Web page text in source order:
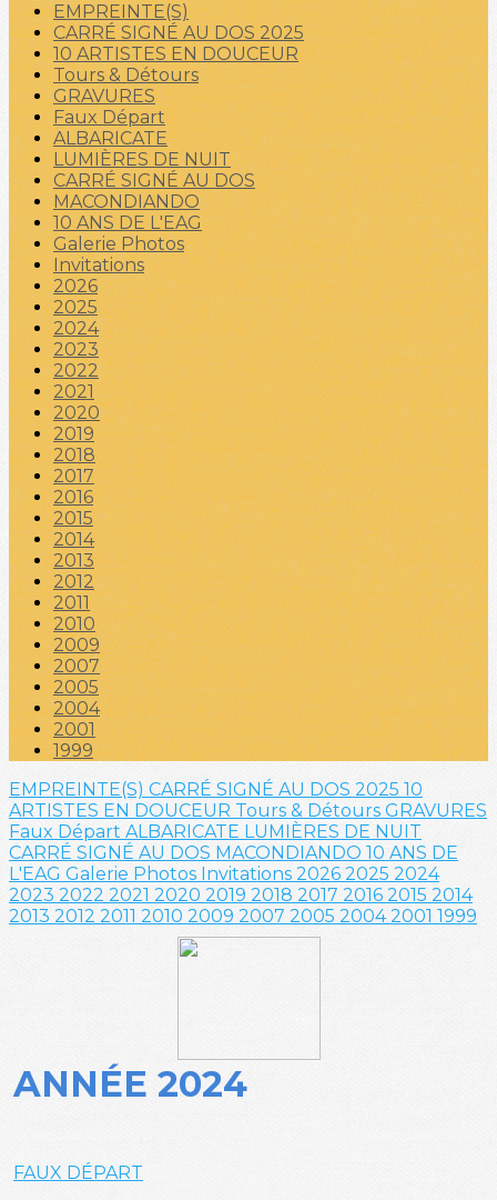
EMPREINTE(S)
CARRÉ SIGNÉ AU DOS 2025
10 ARTISTES EN DOUCEUR
Tours & Détours
GRAVURES
Faux Départ
ALBARICATE
LUMIÈRES DE NUIT
CARRÉ SIGNÉ AU DOS
MACONDIANDO
10 ANS DE L'EAG
Galerie Photos
Invitations
2026
2025
2024
2023
2022
2021
2020
2019
2018
2017
2016
2015
2014
2013
2012
2011
2010
2009
2007
2005
2004
2001
1999
EMPREINTE(S) CARRÉ SIGNÉ AU DOS 2025 10
ARTISTES EN DOUCEUR Tours & Détours GRAVURES
Faux Départ ALBARICATE LUMIÈRES DE NUIT
CARRÉ SIGNÉ AU DOS MACONDIANDO 10 ANS DE
L'EAG Galerie Photos Invitations 2026 2025 2024
2023 2022 2021 2020 2019 2018 2017 2016 2015 2014
2013 2012 2011 2010 2009 2007 2005 20042001 1999
ANNÉE 2024
FAUX DÉPART